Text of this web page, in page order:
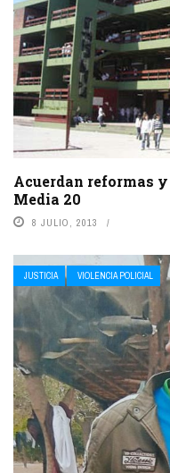
Acuerdan reformas
Media 20
8 JULIO, 2013
JUSTICIA VIOLENCIA POLICIAL